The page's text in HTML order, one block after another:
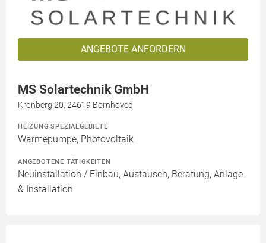
ANGEBOTE ANFORDERN
MS Solartechnik GmbH
Kronberg 20, 24619 Bornhöved
HEIZUNG SPEZIALGEBIETE
Wärmepumpe, Photovoltaik
ANGEBOTENE TÄTIGKEITEN
Neuinstallation / Einbau, Austausch, Beratung, Anlage
& Installation